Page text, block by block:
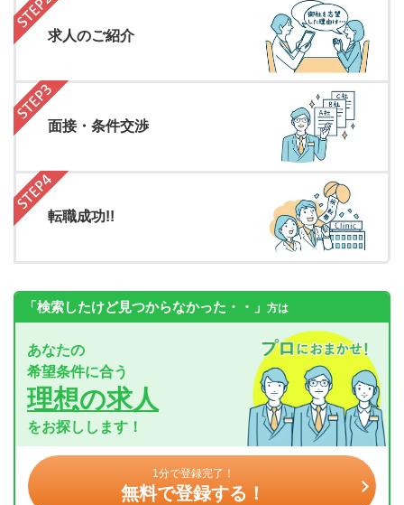
求人のご紹介
面接・条件交渉
転職成功!!
「検索したけど見つからなかった・・」 方は
あなたの
希望条件に合う
理想の求人
をお探しします！
1分で登録完了！
無料で登録する！